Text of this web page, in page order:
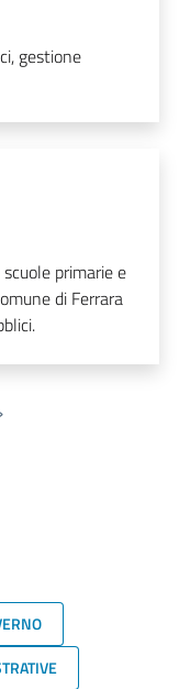
gestione
primarie e
di Ferrara